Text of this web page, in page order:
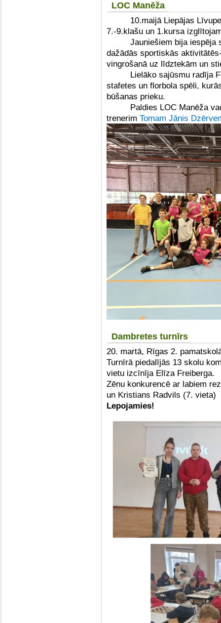
LOC Manēža
10.maijā Liepājas
7.-9.klašu un 1.kursa
Jauniešiem bija iespēja
dažādās sportiskās
vingrošanā uz līdztekām un
Lielāko sajūsmu radīja
stafetes un florbola spēli,
būšanas prieku.
Paldies LOC Manēža
trenerim Tomam Jānis
Dambretes turnīrs
20. martā, Rīgas 2.
Turnīrā piedalījās 13 skolu
vietu izcīnīja Elīza Freiberga.
Zēnu konkurencē ar labiem
un Kristians Radvils (7. vieta)
Lepojamies!